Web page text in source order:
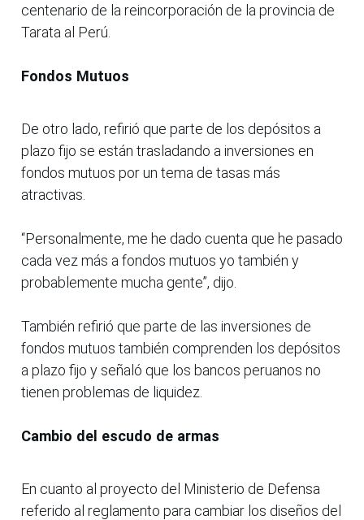
centenario de la reincorporación de la provincia de
Tarata al Perú.
Fondos Mutuos
De otro lado, refirió que parte de los depósitos a
plazo fijo se están trasladando a inversiones en
fondos mutuos por un tema de tasas más
atractivas.
“Personalmente, me he dado cuenta que he pasado
cada vez más a fondos mutuos yo también y
probablemente mucha gente”, dijo.
También refirió que parte de las inversiones de
fondos mutuos también comprenden los depósitos
a plazo fijo y señaló que los bancos peruanos no
tienen problemas de liquidez.
Cambio del escudo de armas
En cuanto al proyecto del Ministerio de Defensa
referido al reglamento para cambiar los diseños del